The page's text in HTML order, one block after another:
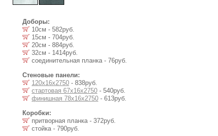
Доборы:
10см - 582руб.
15см - 704руб.
20см - 884руб.
32см - 1414руб.
соединительная планка - 76руб.
Стеновые панели:
120х16х2750 - 838руб.
стартовая 67х16х2750 - 540руб.
финишная 78х16х2750 - 613руб.
Коробки:
притворная планка - 372руб.
стойка - 790руб.